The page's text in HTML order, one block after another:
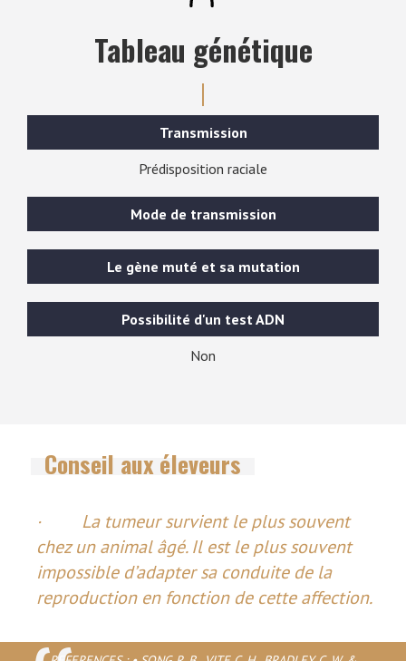
Tableau génétique
Transmission
Prédisposition raciale
Mode de transmission
Le gène muté et sa mutation
Possibilité d'un test ADN
Non
Conseil aux éleveurs
· La tumeur survient le plus souvent
chez un animal âgé. Il est le plus souvent
impossible d’adapter sa conduite de la
reproduction en fonction de cette affection.